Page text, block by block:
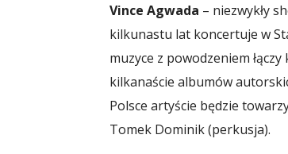
Vince Agwada – niezwykły
kilkunastu lat koncertuje w
muzyce z powodzeniem
kilkanaście albumów
Polsce artyście będzie
Tomek Dominik (perkusja).